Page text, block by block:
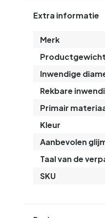
Extra informatie
Merk
Inwendige
Rekbare
Primair
Kleur
Aanbevolen
Taal van de
SKU